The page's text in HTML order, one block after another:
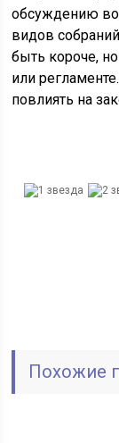
обсуждению
видов
быть короче,
или
повлиять на
Похожие